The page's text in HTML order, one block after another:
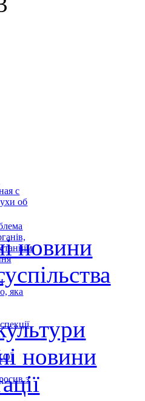
с
об
яка
з
новини
новини